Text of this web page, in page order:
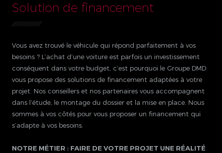
Solution de financement
Vous avez trouvé le véhicule qui répond parfaitement à vos
besoins ? L’achat d’une voiture est parfois un investissement
conséquent dans votre budget, c’est pourquoi le Groupe DMD
vous propose des solutions de financement adaptées à votre
projet. Nos conseillers et nos partenaires vous accompagnent
dans l’étude, le montage du dossier et la mise en place. Nous
sommes à vos côtés pour vous proposer un financement qui
s’adapte à vos besoins.
NOTRE MÉTIER : FAIRE DE VOTRE PROJET UNE RÉALITÉ